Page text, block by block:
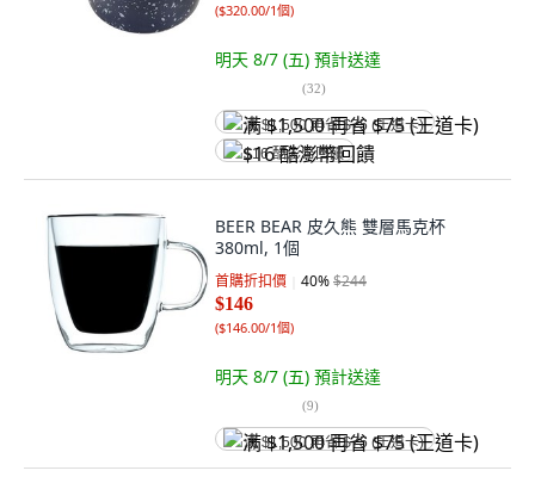
($320.00/1個)
明天 8/7 (五) 預計送達
(32)
满 $1,500 再省 $75 (王道卡)
$16 酷澎幣回饋
BEER BEAR 皮久熊 雙層馬克杯
380ml, 1個
首購折扣價 40%$244
$146
($146.00/1個)
明天 8/7 (五) 預計送達
(9)
满 $1,500 再省 $75 (王道卡)